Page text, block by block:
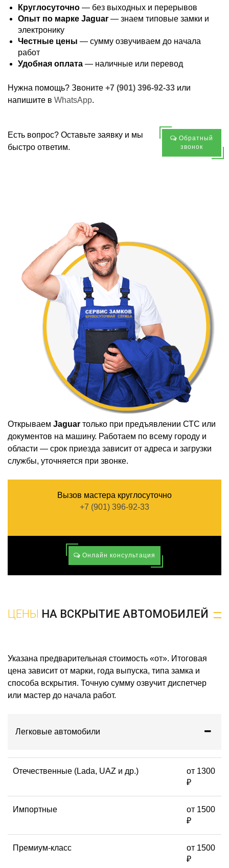
Круглосуточно — без выходных и перерывов
Опыт по марке Jaguar — знаем типовые замки и
электронику
Честные цены — сумму озвучиваем до начала
работ
Удобная оплата — наличные или перевод
Нужна помощь? Звоните +7 (901) 396-92-33 или
напишите в WhatsApp.
Есть вопрос? Оставьте заявку и мы
быстро ответим.
Обратный
звонок
Открываем Jaguar только при предъявлении СТС или
документов на машину. Работаем по всему городу и
области — срок приезда зависит от адреса и загрузки
службы, уточняется при звонке.
Вызов мастера круглосуточно
+7 (901) 396-92-33
Онлайн консультация
ЦЕНЫ НА ВСКРЫТИЕ АВТОМОБИЛЕЙ
Указана предварительная стоимость «от». Итоговая
цена зависит от марки, года выпуска, типа замка и
способа вскрытия. Точную сумму озвучит диспетчер
или мастер до начала работ.
Легковые автомобили
Отечественные (Lada, UAZ и др.)
от 1300
₽
Импортные
от 1500
₽
Премиум-класс
от 1500
₽